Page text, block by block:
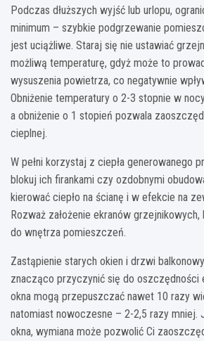
Podczas dłuższych wyjść lub urlopu,
minimum – szybkie podgrzewanie
jest uciążliwe. Staraj się nie ustawiać
możliwą temperaturę, gdyż może to
wysuszenia powietrza, co negatywnie
Obniżenie temperatury o 2-3 stopnie w
a obniżenie o 1 stopień pozwala
cieplnej.
W pełni korzystaj z ciepła generowanego
blokuj ich firankami czy ozdobnymi
kierować ciepło na ścianę i w efekcie na
Rozważ założenie ekranów
do wnętrza pomieszczeń.
Zastąpienie starych okien i drzwi
znacząco przyczynić się do oszczędności
okna mogą przepuszczać nawet 10 razy
natomiast nowoczesne – 2-2,5 razy mniej.
okna, wymiana może pozwolić Ci